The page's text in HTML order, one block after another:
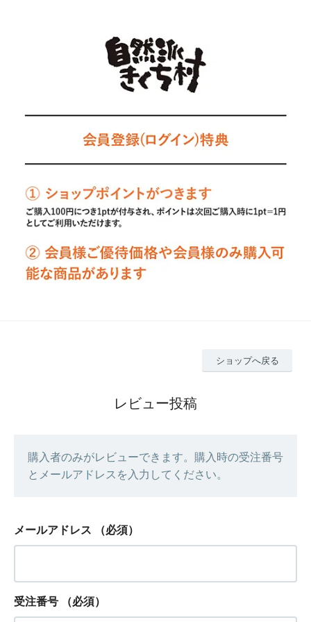
ショップへ戻る
レビュー投稿
購入者のみがレビューできます。購入時の受注番号
とメールアドレスを入力してください。
メールアドレス （必須）
受注番号 （必須）